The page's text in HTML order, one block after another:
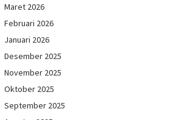
Maret 2026
Februari 2026
Januari 2026
Desember 2025
November 2025
Oktober 2025
September 2025